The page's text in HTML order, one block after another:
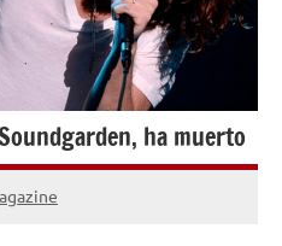
ha muerto